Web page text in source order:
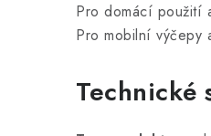
Pro domácí použití
Pro mobilní výčepy
Technické